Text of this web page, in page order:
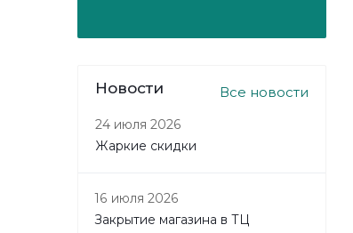
Новости Все новости
24 июля 2026
Жаркие скидки
16 июля 2026
Закрытие магазина в ТЦ